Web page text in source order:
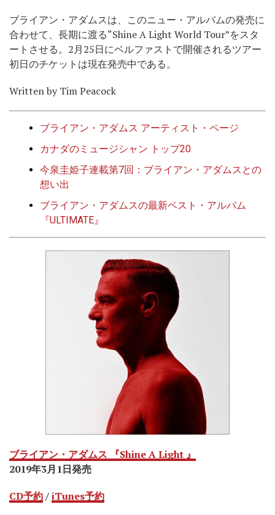
ブライアン・アダムスは、このニュー・アルバムの発売に
合わせて、長期に渡る“Shine A Light World Tour”をスタ
ートさせる。2月25日にベルファストで開催されるツアー
初日のチケットは現在発売中である。
Written by Tim Peacock
ブライアン・アダムス アーティスト・ページ
カナダのミュージシャン トップ20
今泉圭姫子連載第7回：ブライアン・アダムスとの
想い出
ブライアン・アダムスの最新ベスト・アルバム
『ULTIMATE』
ブライアン・アダムス 『Shine A Light 』
2019年3月1日発売
CD予約/iTunes予約